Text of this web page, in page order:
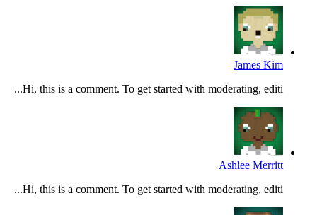
James Kim
Hi, this is a comment. To get started with moderating, editi...
Ashlee Merritt
Hi, this is a comment. To get started with moderating, editi...